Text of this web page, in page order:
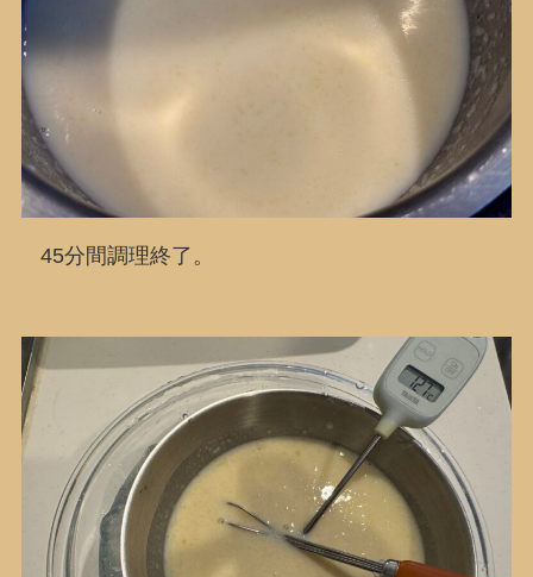
45分間調理終了。